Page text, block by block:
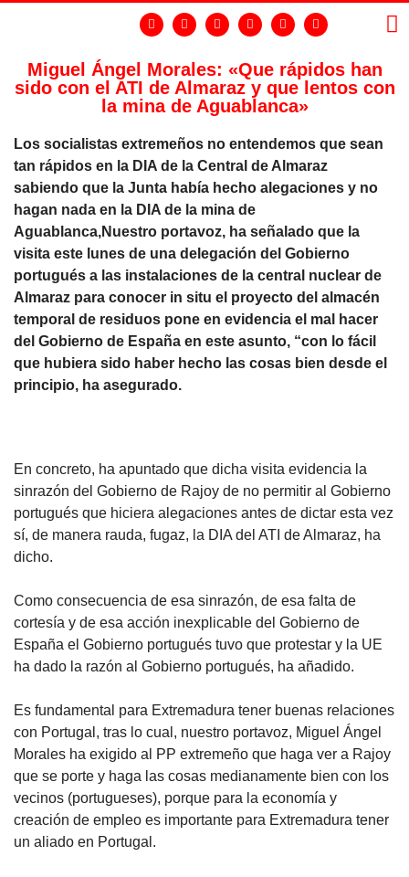
Miguel Ángel Morales: «Que rápidos han
sido con el ATI de Almaraz y que lentos con
la mina de Aguablanca»
Los socialistas extremeños no entendemos que sean
tan rápidos en la DIA de la Central de Almaraz
sabiendo que la Junta había hecho alegaciones y no
hagan nada en la DIA de la mina de
Aguablanca,Nuestro portavoz, ha señalado que la
visita este lunes de una delegación del Gobierno
portugués a las instalaciones de la central nuclear de
Almaraz para conocer in situ el proyecto del almacén
temporal de residuos pone en evidencia el mal hacer
del Gobierno de España en este asunto, “con lo fácil
que hubiera sido haber hecho las cosas bien desde el
principio, ha asegurado.
En concreto, ha apuntado que dicha visita evidencia la
sinrazón del Gobierno de Rajoy de no permitir al Gobierno
portugués que hiciera alegaciones antes de dictar esta vez
sí, de manera rauda, fugaz, la DIA del ATI de Almaraz, ha
dicho.
Como consecuencia de esa sinrazón, de esa falta de
cortesía y de esa acción inexplicable del Gobierno de
España el Gobierno portugués tuvo que protestar y la UE
ha dado la razón al Gobierno portugués, ha añadido.
Es fundamental para Extremadura tener buenas relaciones
con Portugal, tras lo cual, nuestro portavoz, Miguel Ángel
Morales ha exigido al PP extremeño que haga ver a Rajoy
que se porte y haga las cosas medianamente bien con los
vecinos (portugueses), porque para la economía y
creación de empleo es importante para Extremadura tener
un aliado en Portugal.